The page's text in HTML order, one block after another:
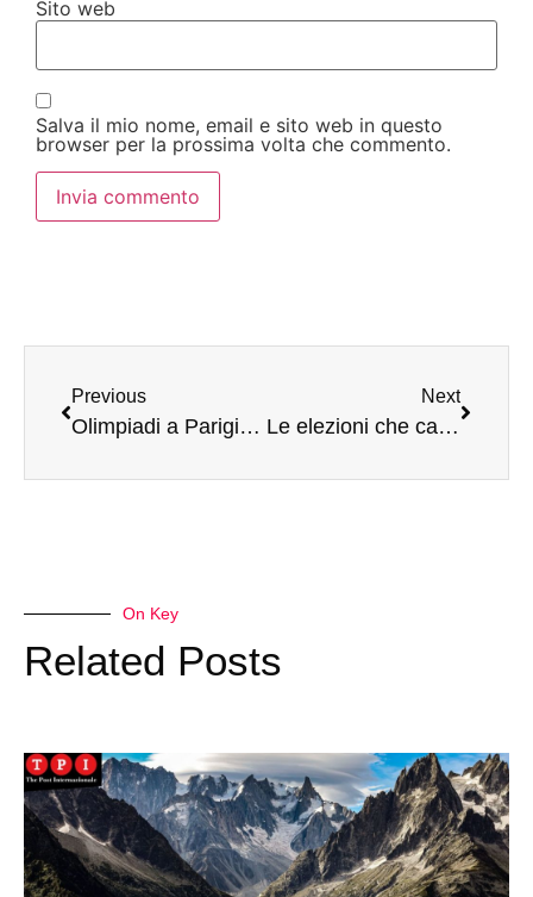
Sito web
Salva il mio nome, email e sito web in questo
browser per la prossima volta che commento.
Previous
Olimpiadi a Parigi, Europei in Germania: l’Europa si riprende lo Sport (per ora)
Next
Le elezioni che cambieranno il mondo: tutti gli appuntamenti elettorali che nel 2024 plasmeranno la politica globale
On Key
Related Posts